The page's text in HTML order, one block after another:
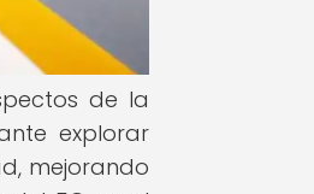
de la
explorar
mejorando